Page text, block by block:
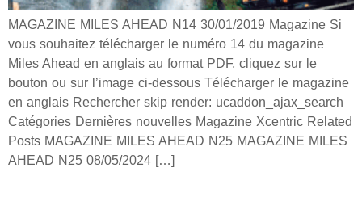
MAGAZINE MILES AHEAD N14 30/01/2019 Magazine Si
vous souhaitez télécharger le numéro 14 du magazine
Miles Ahead en anglais au format PDF, cliquez sur le
bouton ou sur l’image ci-dessous Télécharger le magazine
en anglais Rechercher skip render: ucaddon_ajax_search
Catégories Dernières nouvelles Magazine Xcentric Related
Posts MAGAZINE MILES AHEAD N25 MAGAZINE MILES
AHEAD N25 08/05/2024 […]